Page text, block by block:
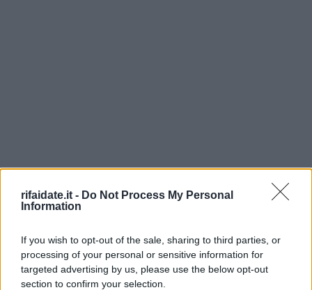
rifaidate.it - Do Not Process My Personal
Information
If you wish to opt-out of the sale, sharing to third parties, or
processing of your personal or sensitive information for
targeted advertising by us, please use the below opt-out
section to confirm your selection.